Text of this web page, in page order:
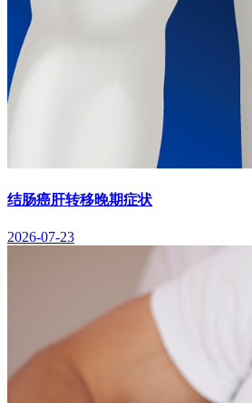
结肠癌肝转移晚期症状
2026-07-23